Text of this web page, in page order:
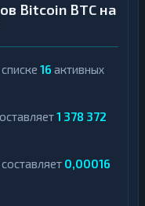
Bitcoin BTC на
16 активных
1 378 372
0,00016